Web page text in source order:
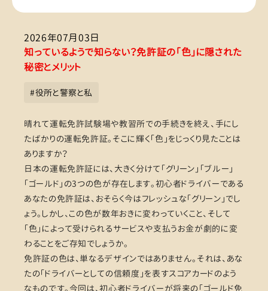
2026年07月03日
知っているようで知らない？免許証の「色」に隠された
秘密とメリット
#役所と警察と私
晴れて運転免許試験場や教習所での手続きを終え、手にし
たばかりの運転免許証。そこに輝く「色」をじっくり見たことは
ありますか？
日本の運転免許証には、大きく分けて「グリーン」「ブルー」
「ゴールド」の3つの色が存在します。初心者ドライバーである
あなたの免許証は、おそらく今はフレッシュな「グリーン」でし
ょう。しかし、この色が数年おきに変わっていくこと、そして
「色」によって受けられるサービスや支払うお金が劇的に変
わることをご存知でしょうか。
免許証の色は、単なるデザインではありません。それは、あな
たの「ドライバーとしての信頼度」を表すスコアカードのよう
なものです。今回は、初心者ドライバーが将来の「ゴールド免